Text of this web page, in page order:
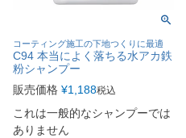
コーティング施工の下地つくりに最適
C94 本当によく落ちる水アカ鉄
粉シャンプー
販売価格 ¥1,188税込
これは一般的なシャンプーでは
ありません